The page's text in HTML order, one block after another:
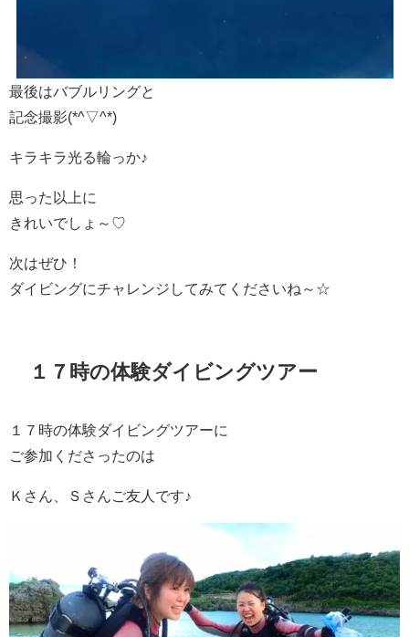
最後はバブルリングと
記念撮影(*^▽^*)
キラキラ光る輪っか♪
思った以上に
きれいでしょ～♡
次はぜひ！
ダイビングにチャレンジしてみてくださいね～☆
１７時の体験ダイビングツアー
１７時の体験ダイビングツアーに
ご参加くださったのは
Ｋさん、Ｓさんご友人です♪